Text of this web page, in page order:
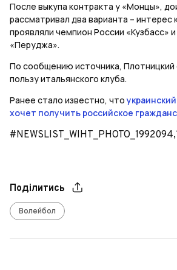
После выкупа контракта у «Монцы»,
рассматривал два варианта – интерес
проявляли чемпион России «Кузбасс»
«Перуджа».
По сообщению источника, Плотницкий
пользу итальянского клуба.
Ранее стало известно, что
хочет получить российское
Поділитись
Волейбол